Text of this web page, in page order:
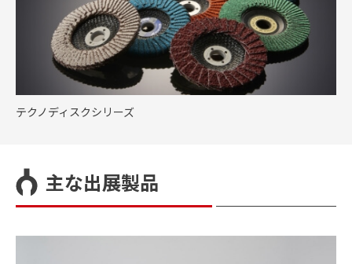
テクノディスクシリーズ
主な出展製品